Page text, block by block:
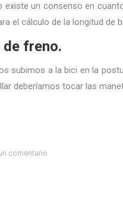
un consenso en
el cálculo de la longitud de
freno.
subimos a la bici en la
deberíamos tocar las
comentario